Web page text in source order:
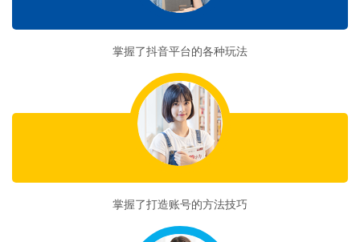
收获一
掌握了抖音平台的各种玩法
收获二
掌握了打造账号的方法技巧